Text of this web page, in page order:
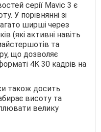
серії Mavic 3 є
У порівнянні зі
ширші через
(які активні навіть
та
що дозволяє
4K 30 кадрів на
також досить
висоту та
велику